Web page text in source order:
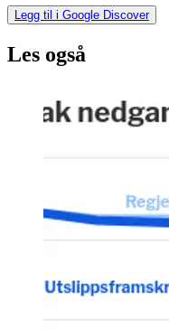
Legg til i Google Discover
Les også